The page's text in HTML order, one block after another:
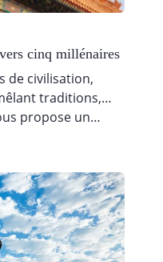
cinq millénaires
de civilisation,
traditions,
propose un…